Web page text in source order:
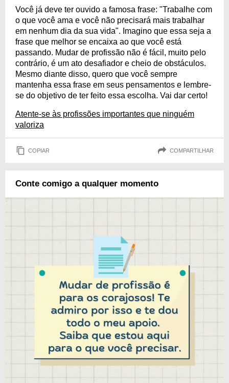
Você já deve ter ouvido a famosa frase: "Trabalhe com
o que você ama e você não precisará mais trabalhar
em nenhum dia da sua vida". Imagino que essa seja a
frase que melhor se encaixa ao que você está
passando. Mudar de profissão não é fácil, muito pelo
contrário, é um ato desafiador e cheio de obstáculos.
Mesmo diante disso, quero que você sempre
mantenha essa frase em seus pensamentos e lembre-
se do objetivo de ter feito essa escolha. Vai dar certo!
Atente-se às profissões importantes que ninguém
valoriza
COPIAR COMPARTILHAR
Conte comigo a qualquer momento